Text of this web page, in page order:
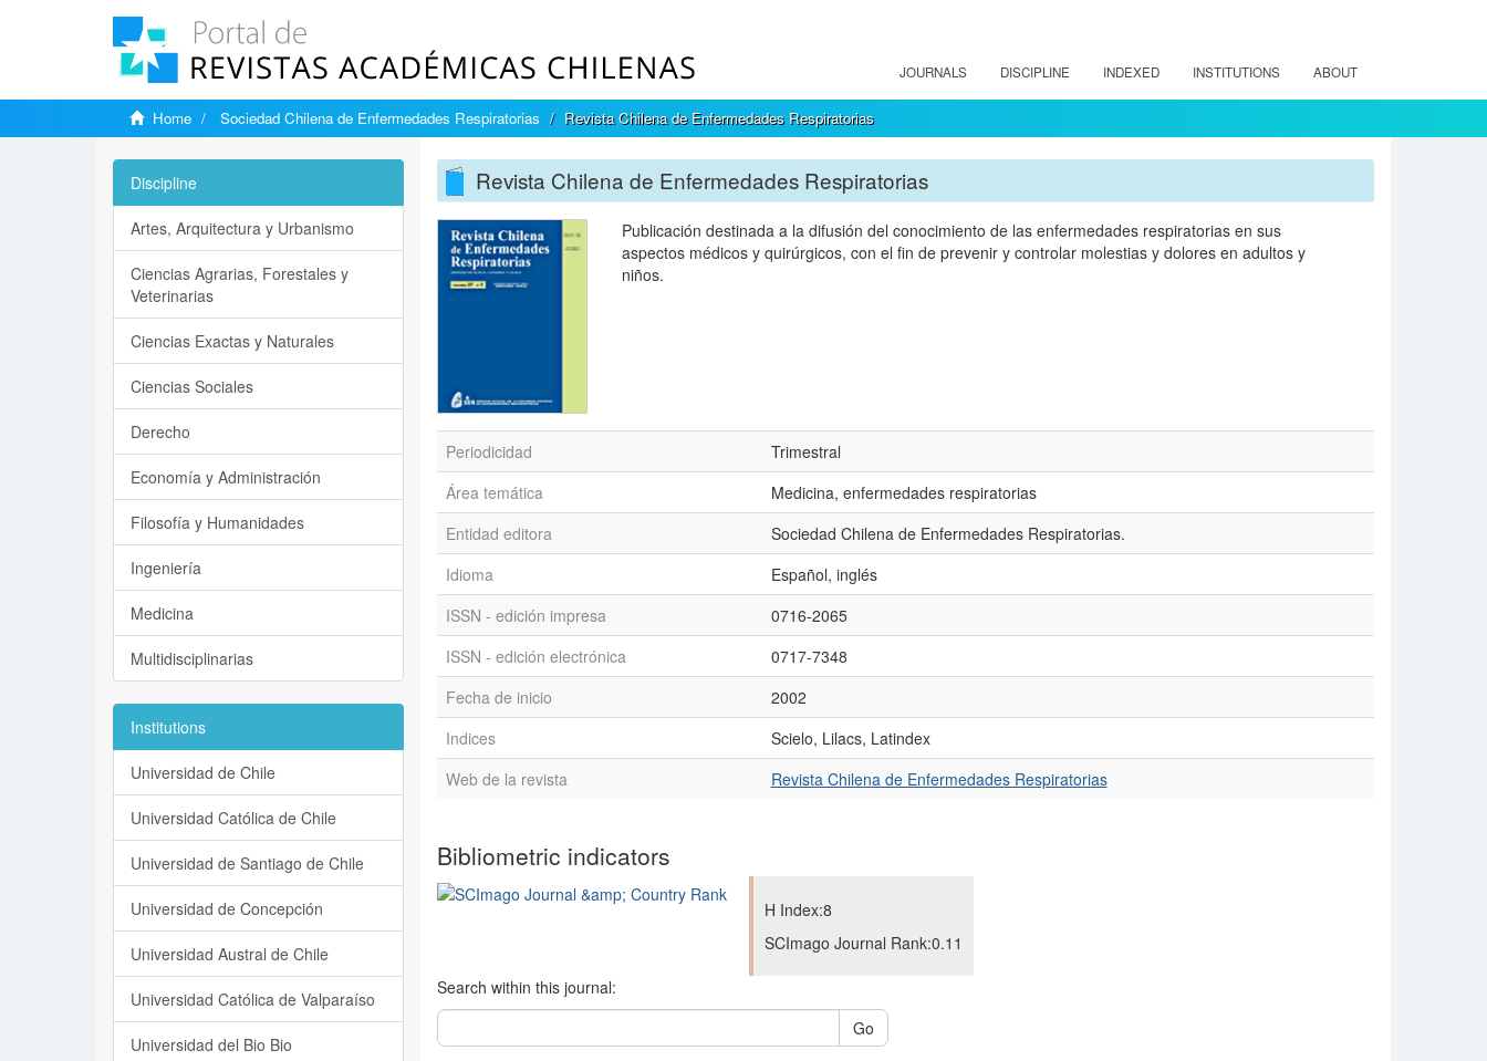
JOURNALS DISCIPLINE INDEXED INSTITUTIONS ABOUT
Home Sociedad Chilena de Enfermedades Respiratorias Revista Chilena de Enfermedades Respiratorias
Revista Chilena de Enfermedades Respiratorias
Publicación destinada a la difusión del conocimiento de las enfermedades respiratorias en sus
aspectos médicos y quirúrgicos, con el fin de prevenir y controlar molestias y dolores en adultos y
niños.
Periodicidad
Trimestral
Área temática
Medicina, enfermedades respiratorias
Entidad editora
Sociedad Chilena de Enfermedades Respiratorias.
Idioma
Español, inglés
ISSN - edición impresa
0716-2065
ISSN - edición electrónica
0717-7348
Fecha de inicio
2002
Indices
Scielo, Lilacs, Latindex
Web de la revista
Revista Chilena de Enfermedades Respiratorias
Bibliometric indicators
H Index:8
SCImago Journal Rank:0.11
Search within this journal:
Go
Discipline
Artes, Arquitectura y Urbanismo
Ciencias Agrarias, Forestales y
Veterinarias
Ciencias Exactas y Naturales
Ciencias Sociales
Derecho
Economía y Administración
Filosofía y Humanidades
Ingeniería
Medicina
Multidisciplinarias
Institutions
Universidad de Chile
Universidad Católica de Chile
Universidad de Santiago de Chile
Universidad de Concepción
Universidad Austral de Chile
Universidad Católica de Valparaíso
Universidad del Bio Bio